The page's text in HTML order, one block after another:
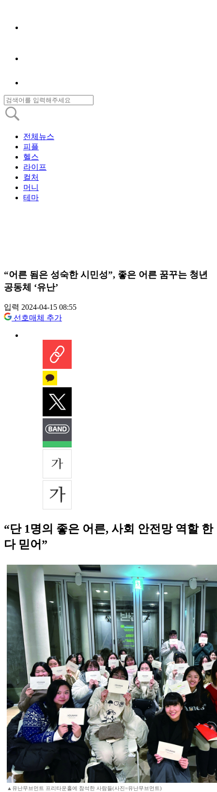
전체뉴스
피플
헬스
라이프
컬처
머니
테마
“어른 됨은 성숙한 시민성”, 좋은 어른 꿈꾸는 청년
공동체 ‘유난’
입력 2024-04-15 08:55
선호매체 추가
“단 1명의 좋은 어른, 사회 안전망 역할 한
다 믿어”
▲유난무브먼트 프리타운홀에 참석한 사람들(사진=유난무브먼트)